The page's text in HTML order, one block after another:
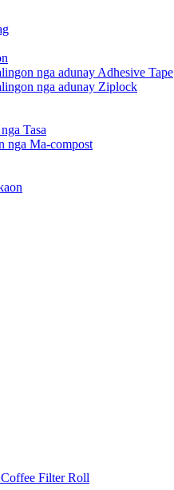
nga adunay Adhesive Tape
nga adunay Ziplock
Tasa
nga Ma-compost
Filter Roll